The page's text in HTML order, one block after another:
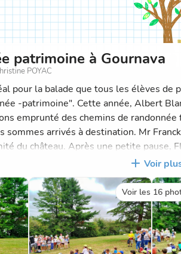
patrimoine à Gournava
POYAC
pour la balade que tous les élèves
-patrimoine". Cette année, Albert
emprunté des chemins de
sommes arrivés à destination. Mr
du château. Après une petite pause,
niquer, les enfants ont attendu la fin
pour objectif de faire connaître aux
après le pique-nique, un petit
composées d'un élève de
château et de ses illustres propriétaires.
est arrivée et nous sommes rentrés
Voir
Voir les 16